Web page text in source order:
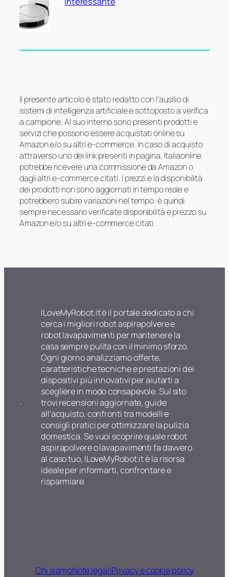
Il presente articolo è stato redatto con l’ausilio di
sistemi di intelligenza artificiale e sottoposto a verifica
a campione. Al suo interno sono presenti prodotti e
servizi che possono essere acquistati online su
Amazon e/o su altri e-commerce. In caso di acquisto
attraverso uno dei link presenti in pagina, Italiaonline
potrebbe ricevere una commissione da Amazon o
dagli altri e-commerce citati. I prezzi e la disponibilità
dei prodotti non sono aggiornati in tempo reale e
potrebbero subire variazioni nel tempo: è quindi
sempre necessario verificate disponibilità e prezzo su
Amazon e/o su altri e-commerce citati.
ILoveMyRobot.it è il portale dedicato a chi
cerca i migliori robot aspirapolvere e
robot lavapavimenti per mantenere la
casa sempre pulita con il minimo sforzo.
Ogni giorno analizziamo offerte,
caratteristiche tecniche e prestazioni dei
dispositivi più innovativi per aiutarti a
scegliere in modo consapevole. Sul sito
trovi recensioni aggiornate, guide
all’acquisto, confronti tra modelli e
consigli pratici per ottimizzare la pulizia
domestica. Se vuoi scoprire quale robot
aspirapolvere o lavapavimenti fa davvero
al caso tuo, ILoveMyRobot.it è la risorsa
ideale per informarti, confrontare e
risparmiare.
Chi siamoNote legaliPrivacy e cookie policy